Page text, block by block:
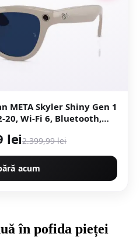
META Skyler Shiny Gen 1
20, Wi-Fi 6, Bluetooth,
cu Tranzitie
lei2.399,99 lei
acum
în pofida pieței